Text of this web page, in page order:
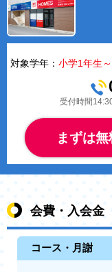
対象学年： 小学1年生
受付時間
まずは
会費・入会金
コース・月謝